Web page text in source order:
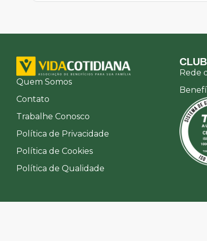
Quem Somos
Contato
Trabalhe Conosco
Política de Privacidade
Política de Cookies
Política de Qualidade
Rede